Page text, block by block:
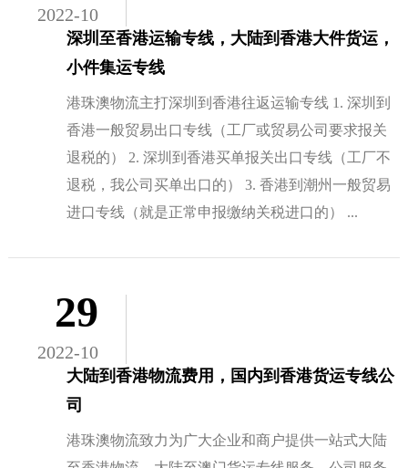
2022-10
深圳至香港运输专线，大陆到香港大件货运，
小件集运专线
港珠澳物流主打深圳到香港往返运输专线 1. 深圳到
香港一般贸易出口专线（工厂或贸易公司要求报关
退税的） 2. 深圳到香港买单报关出口专线（工厂不
退税，我公司买单出口的） 3. 香港到潮州一般贸易
进口专线（就是正常申报缴纳关税进口的） ...
29
2022-10
大陆到香港物流费用，国内到香港货运专线公
司
港珠澳物流致力为广大企业和商户提供一站式大陆